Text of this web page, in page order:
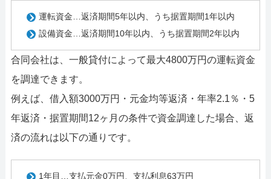
運転資金…返済期間5年以内、うち据置期間1年以内
設備資金…返済期間10年以内、うち据置期間2年以内
合同会社は、一般貸付によって最大4800万円の運転資金
を調達できます。
例えば、借入額3000万円・元金均等返済・年率2.1％・5
年返済・据置期間12ヶ月の条件で資金調達した場合、返
済の流れは以下の通りです。
1年目…支払元金0万円、支払利息63万円